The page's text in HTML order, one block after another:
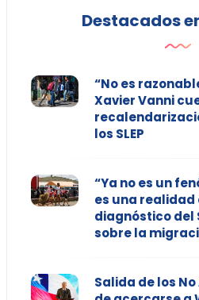
Destacados
“No es
Xavier Vanni
los SLEP
“Ya no es un
es una
diagnóstico del
sobre la
Salida de los